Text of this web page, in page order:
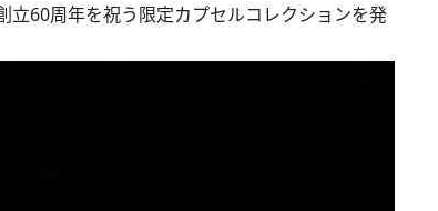
60周年を祝う限定カプセルコレクションを発